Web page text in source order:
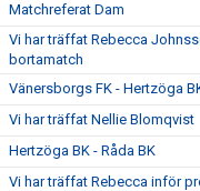
Matchreferat Dam
Vi har träffat Rebecca
bortamatch
Vänersborgs FK - Hertzöga
Vi har träffat Nellie Blomqvist
Hertzöga BK - Råda BK
Vi har träffat Rebecca inför